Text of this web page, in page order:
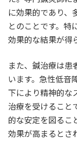
に効果的であり、
とのことです。特
効果的な結果が得
また、鍼治療は患
います。急性低音
下により精神的な
治療を受けること
的な安定を図るこ
効果が高まるとさ